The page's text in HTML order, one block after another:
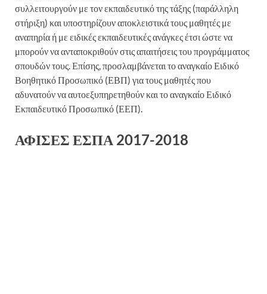
συλλειτουργούν με τον εκπαιδευτικό της τάξης (παράλληλη
στήριξη) και υποστηρίζουν αποκλειστικά τους μαθητές με
αναπηρία ή με ειδικές εκπαιδευτικές ανάγκες έτσι ώστε να
μπορούν να ανταποκριθούν στις απαιτήσεις του προγράμματος
σπουδών τους. Επίσης, προσλαμβάνεται το αναγκαίο Ειδικό
Βοηθητικό Προσωπικό (ΕΒΠ) για τους μαθητές που
αδυνατούν να αυτοεξυπηρετηθούν και το αναγκαίο Ειδικό
Εκπαιδευτικό Προσωπικό (ΕΕΠ).
ΑΦΙΣΕΣ ΕΣΠΑ 2017-2018